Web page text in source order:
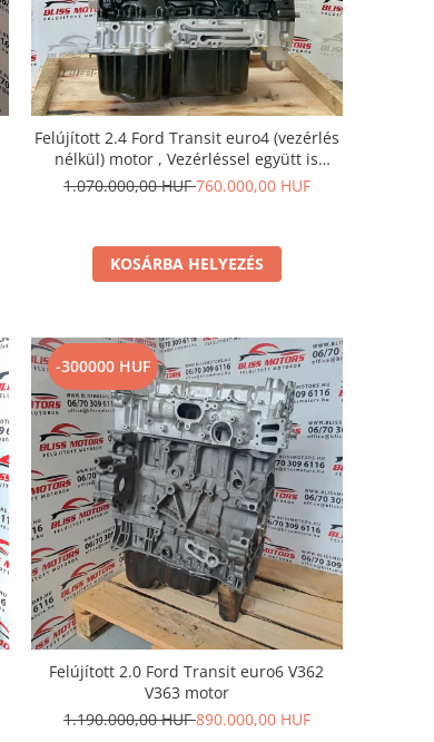
Felújított 2.4 Ford Transit euro4 (vezérlés
nélkül) motor , Vezérléssel együtt is
megvásárolható !
1.070.000,00 HUF760.000,00 HUF
KOSÁRBA HELYEZÉS
-300000 HUF
Felújított 2.0 Ford Transit euro6 V362
V363 motor
1.190.000,00 HUF890.000,00 HUF